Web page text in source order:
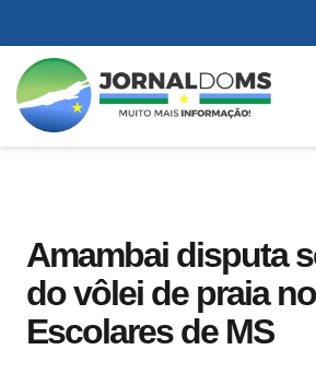
Amambai disputa
do vôlei de praia
Escolares de MS